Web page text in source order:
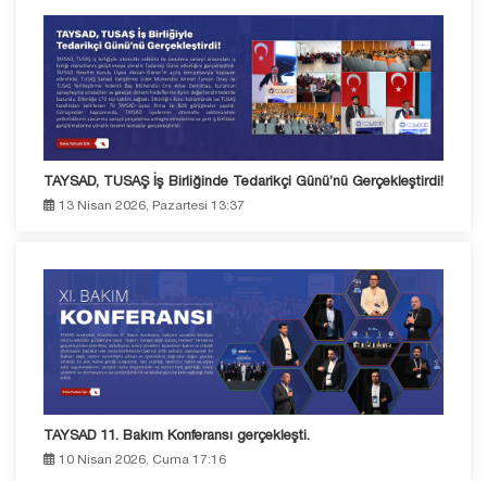
TAYSAD, TUSAŞ İş Birliğinde Tedarikçi Günü’nü Gerçekleştirdi!
13 Nisan 2026, Pazartesi 13:37
TAYSAD 11. Bakım Konferansı gerçekleşti.
10 Nisan 2026, Cuma 17:16